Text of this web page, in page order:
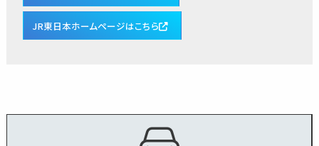
JR東日本ホームページはこちら